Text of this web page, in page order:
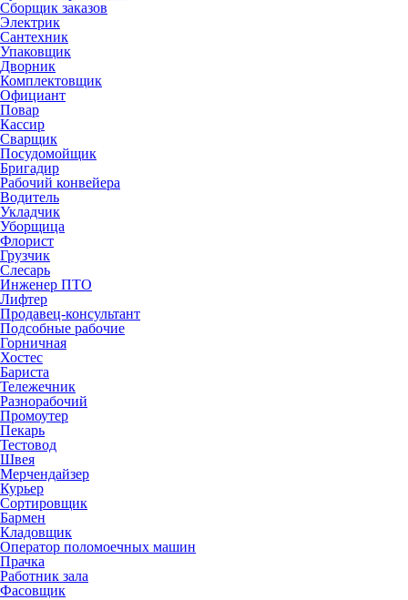
Сборщик заказов
Электрик
Сантехник
Упаковщик
Дворник
Комплектовщик
Официант
Повар
Кассир
Сварщик
Посудомойщик
Бригадир
Рабочий конвейера
Водитель
Укладчик
Уборщица
Флорист
Грузчик
Слесарь
Инженер ПТО
Лифтер
Продавец-консультант
Подсобные рабочие
Горничная
Хостес
Бариста
Тележечник
Разнорабочий
Промоутер
Пекарь
Тестовод
Швея
Мерчендайзер
Курьер
Сортировщик
Бармен
Кладовщик
Оператор поломоечных машин
Прачка
Работник зала
Фасовщик